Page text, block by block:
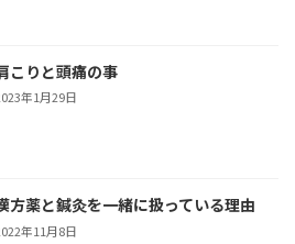
こりと頭痛の事
年1月29日
方薬と鍼灸を一緒に扱っている理由
年11月8日